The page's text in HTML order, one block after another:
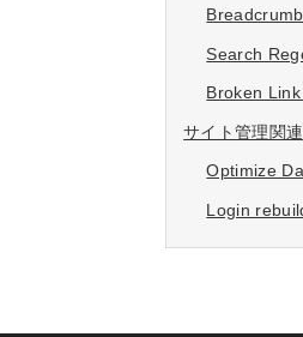
Search
Broken
サイト管理関連
Optimize
Login